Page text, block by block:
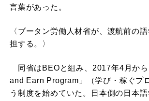
言葉があった。
〈ブータン労働人材省が、渡航前の
担する。〉
同省はBEOと組み、2017年4月か
and Earn Program」（学び・稼ぐプ
う制度を始めていた。日本側の日本